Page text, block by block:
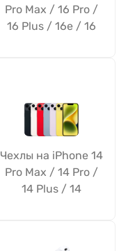
Pro Max / 16 Pro /
16 Plus / 16e / 16
Чехлы на iPhone 14
Pro Max / 14 Pro /
14 Plus / 14